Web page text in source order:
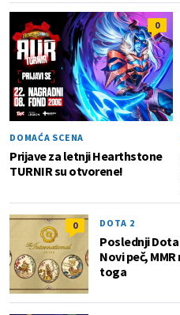
0
DOMAĆA SCENA
Prijave za letnji Hearthstone
TURNIR su otvorene!
0 DOTA 2
Poslednji
Novi peč,
toga